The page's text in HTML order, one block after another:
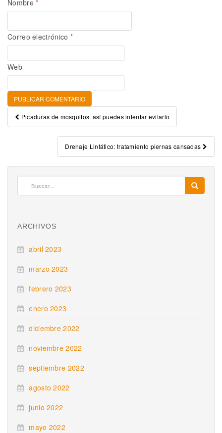
Nombre*
Correo electrónico *
Web
Post navigation
Picaduras de mosquitos: así puedes intentar evitarlo
Drenaje Linfático: tratamiento piernas cansadas
ARCHIVOS
abril 2023
marzo 2023
febrero 2023
enero 2023
diciembre 2022
noviembre 2022
septiembre 2022
agosto 2022
junio 2022
mayo 2022